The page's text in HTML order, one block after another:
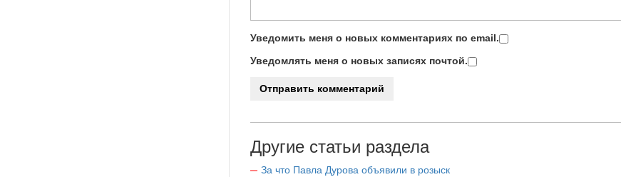
Уведомить меня о новых комментариях по email.
Уведомлять меня о новых записях почтой.
Другие статьи раздела
За что Павла Дурова объявили в розыск